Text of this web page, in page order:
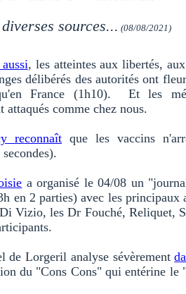
sources... (08/08/2021)
, les atteintes aux libertés,
délibérés des autorités ont
France (1h10). Et les
attaqués comme chez nous.
reconnaît que les vaccins
a organisé le 04/08 un
en 2 parties) avec les principaux
Vizio, les Dr Fouché, Reliquet,
de Lorgeril analyse sévèrement
du "Cons Cons" qui entérine le